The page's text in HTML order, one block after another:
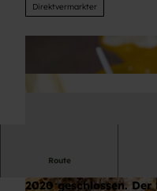
Direktvermarkter
Route
2020 geschlossen.